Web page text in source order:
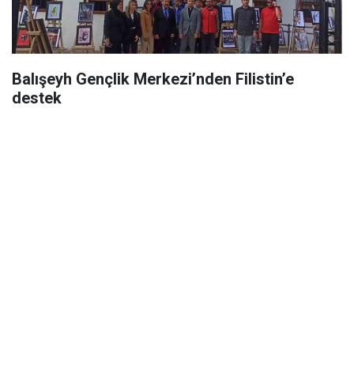
Balışeyh Gençlik Merkezi’nden Filistin’e
destek